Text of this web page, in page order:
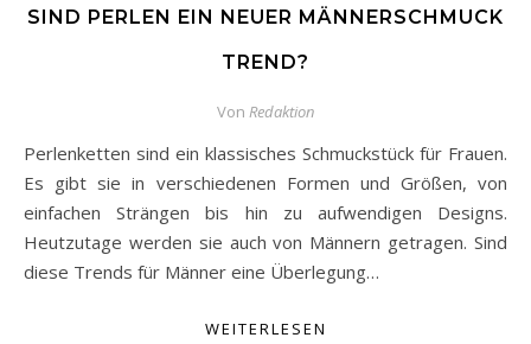
SIND PERLEN EIN NEUER MÄNNERSCHMUCK
TREND?
Von Redaktion
Perlenketten sind ein klassisches Schmuckstück für Frauen.
Es gibt sie in verschiedenen Formen und Größen, von
einfachen Strängen bis hin zu aufwendigen Designs.
Heutzutage werden sie auch von Männern getragen. Sind
diese Trends für Männer eine Überlegung…
WEITERLESEN